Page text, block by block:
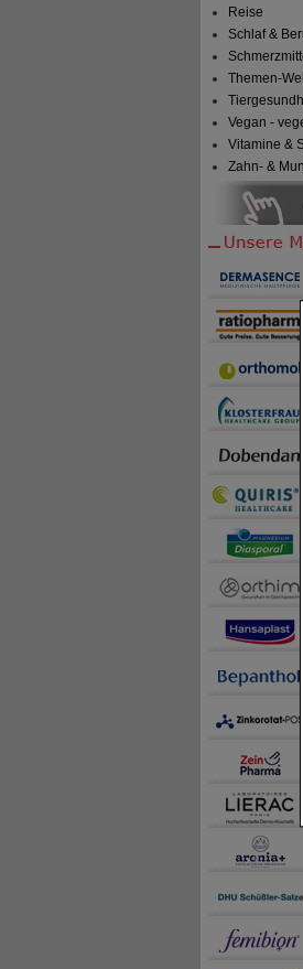
Reise
Schlaf &
Themen-
Vegan -
Vitamine &
Zahn- &